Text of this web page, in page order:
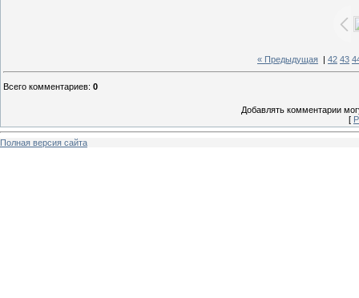
« Предыдущая 42 43
Всего комментариев: 0
Добавлять комментарии
[
Полная версия сайта